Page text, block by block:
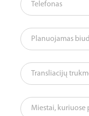
Telefonas
Planuojamas
Transliacijų
Miestai, kuriuose